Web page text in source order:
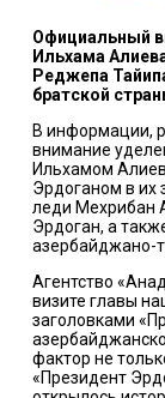
Официальный
Ильхама
Реджепа
братской
В информации,
внимание
Ильхамом
Эрдоганом в их
леди Мехрибан
Эрдоган, а
азербайджано-
Агентство
визите главы
заголовками
фактор не
«Президент